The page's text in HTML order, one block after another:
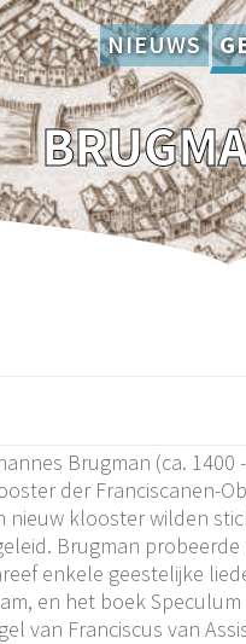
NIEUWS
Brugman (ca.
der Franciscanen-
nieuw klooster wilden
Brugman
enkele geestelijke
en het boek
van Franciscus van